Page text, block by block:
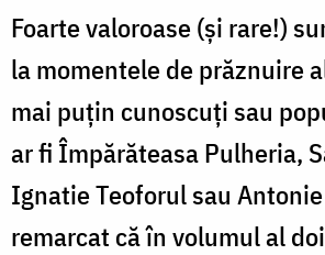
Foarte valoroase (și rare!)
la momentele de prăznuire
mai puțin cunoscuți sau
ar fi Împărăteasa Pulheria,
Ignatie Teoforul sau
remarcat că în volumul al